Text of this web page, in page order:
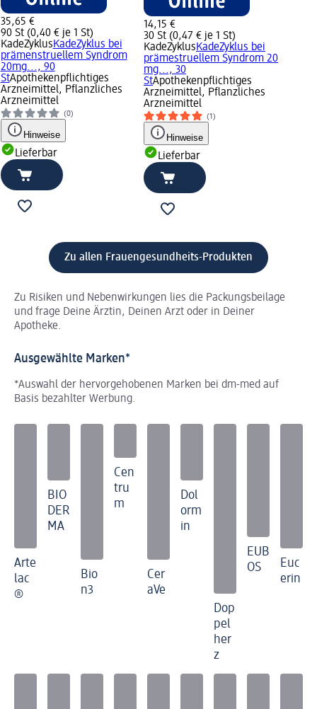
35,65 €
90 St (0,40 € je 1 St)
KadeZyklusKadeZyklus bei
prämenstruellem Syndrom
20mg..., 90
StApothekenpflichtiges
Arzneimittel, Pflanzliches
Arzneimittel
(0)
Hinweise
Lieferbar
14,15 €
30 St (0,47 € je 1 St)
KadeZyklusKadeZyklus bei
prämestruellem Syndrom 20
mg..., 30
StApothekenpflichtiges
Arzneimittel, Pflanzliches
Arzneimittel
(1)
Hinweise
Lieferbar
Zu allen Frauengesundheits-Produkten
Zu Risiken und Nebenwirkungen lies die Packungsbeilage
und frage Deine Ärztin, Deinen Arzt oder in Deiner
Apotheke.
Ausgewählte Marken*
*Auswahl der hervorgehobenen Marken bei dm-med auf
Basis bezahlter Werbung.
Arte
lac
®
BIO
DER
MA
Bio
n3
Cen
tru
m
Cer
aVe
Dol
orm
in
Dop
pel
her
z
EUB
OS
Euc
erin